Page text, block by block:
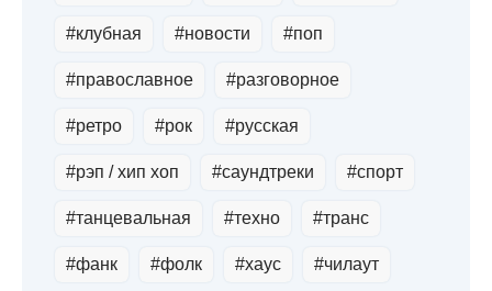
#клубная #новости #поп
#православное #разговорное
#ретро #рок #русская
#рэп / хип хоп #саундтреки #спорт
#танцевальная #техно #транс
#фанк #фолк #хауc #чилаут